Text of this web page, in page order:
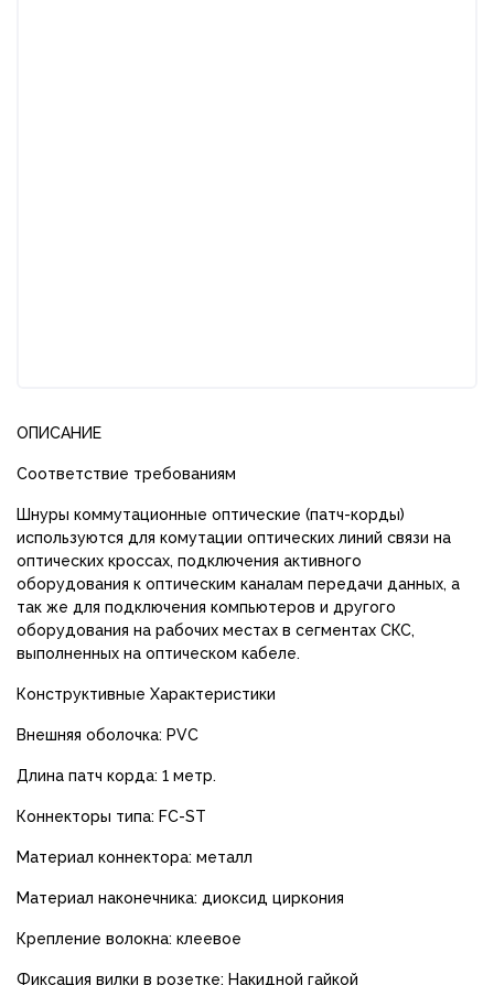
ОПИСАНИЕ
Соответствие требованиям
Шнуры коммутационные оптические (патч-корды)
используются для комутации оптических линий связи на
оптических кроссах, подключения активного
оборудования к оптическим каналам передачи данных, а
так же для подключения компьютеров и другого
оборудования на рабочих местах в сегментах СКС,
выполненных на оптическом кабеле.
Конструктивные Характеристики
Внешняя оболочка: PVC
Длина патч корда: 1 метр.
Коннекторы типа: FC-ST
Материал коннектора: металл
Материал наконечника: диоксид циркония
Крепление волокна: клеевое
Фиксация вилки в розетке: Накидной гайкой